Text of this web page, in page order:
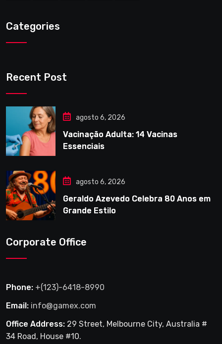
Categories
Recent Post
agosto 6, 2026
Vacinação Adulta: 14 Vacinas
Essenciais
agosto 6, 2026
Geraldo Azevedo Celebra 80 Anos em
Grande Estilo
Corporate Office
Phone: +(123)-6418-8990
Email: info@gamex.com
Office Address: 29 Street, Melbourne City, Australia #
34 Road, House #10.